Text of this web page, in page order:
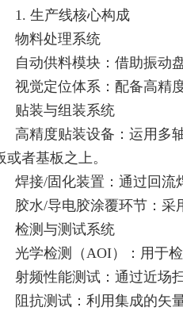
1. 生产线核心构成
物料处理系统
自动供料模块：借助振动
视觉定位体系：配备高精
贴装与组装系统
高精度贴装设备：运用多
或者基板之上。
焊接/固化装置：通过回流
胶水/导电胶涂覆环节：采
检测与测试系统
光学检测（AOI）：用于
射频性能测试：通过近场
阻抗测试：利用集成的矢